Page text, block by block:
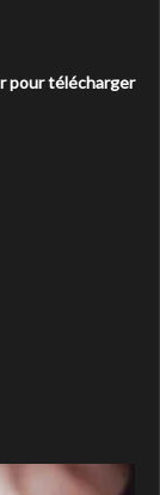
pour télécharger